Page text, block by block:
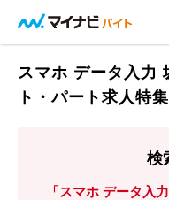
スマホ データ入力
ト・パート求人特集
検
「スマホ データ入